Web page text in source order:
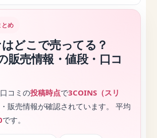
め
どこで売ってる？
販売情報・値段・口コ
コミの投稿時点で3COINS（スリ
販売情報が確認されています。 平均
です。